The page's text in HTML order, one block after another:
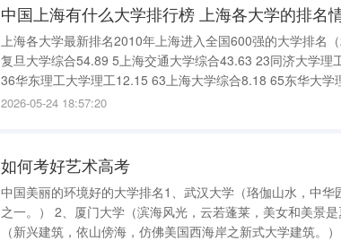
中国上海有什么大学排行榜 上海各大学的排名
上海各大学最新排名2010年上海进入全国600强的大学排名
复旦大学综合54.89 5上海交通大学综合43.63 23同济大学理
36华东理工大学理工12.15 63上海大学综合8.18 65东华大
129上海师范大学师范3.15 135上海外国语大学语文2.8 136上
2026-05-24 18:57:20
如何考好艺术高考
中国美丽的环境好的大学排名1、武汉大学（珞伽山水，中
之一。） 2、厦门大学（滨海风光，云若蓬莱，美女和美景
（新兴建筑，依山傍海，仿佛美国西海岸之新式大学建筑。